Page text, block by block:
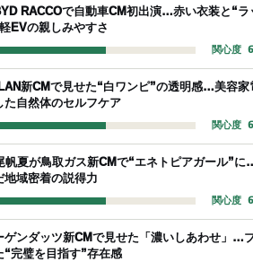
RACCOで自動車CM初出演…赤い衣装と“ラ
EVの親しみやすさ
関心度
新CMで見せた“白ワンピ”の透明感…美容家
た自然体のセルフケア
関心度
帆夏が鳥取ガス新CMで“エネトピアガール”に
地域密着の説得力
関心度
ゲンダッツ新CMで見せた「濃いしあわせ」…
“完璧を目指す”存在感